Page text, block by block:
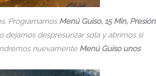
Programamos Menú Guiso, 15 Min, Presión
dejamos despresurizar sola y abrimos si
nuevamente Menú Guiso unos